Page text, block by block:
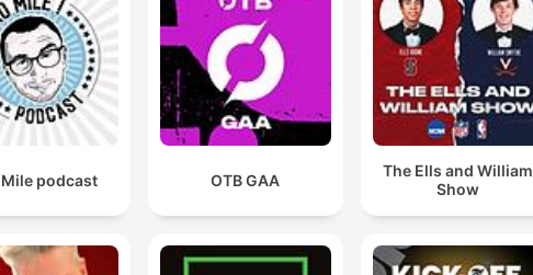
podcast OTB GAA
The Ells and William
Show